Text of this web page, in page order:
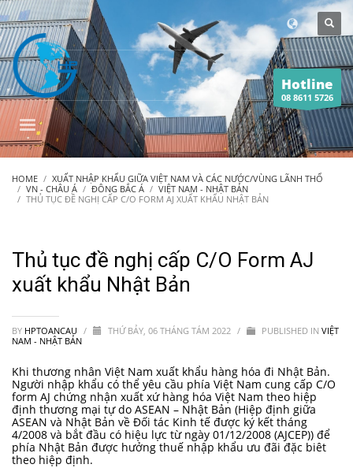
Hotline
08 8611 5726
HOME
XUẤT NHẬP KHẨU GIỮA VIỆT NAM VÀ CÁC NƯỚC/VÙNG LÃNH THỔ
VN - CHÂU Á
ĐÔNG BẮC Á
VIỆT NAM - NHẬT BẢN
THỦ TỤC ĐỀ NGHỊ CẤP C/O FORM AJ XUẤT KHẨU NHẬT BẢN
Thủ tục đề nghị cấp C/O Form AJ
xuất khẩu Nhật Bản
BY HPTOANCAU / THỨ BẢY, 06 THÁNG TÁM 2022 / PUBLISHED IN VIỆT
NAM - NHẬT BẢN
Khi thương nhân Việt Nam xuất khẩu hàng hóa đi Nhật Bản.
Người nhập khẩu có thể yêu cầu phía Việt Nam cung cấp C/O
form AJ chứng nhận xuất xứ hàng hóa Việt Nam theo hiệp
định thương mại tự do ASEAN – Nhật Bản (Hiệp định giữa
ASEAN và Nhật Bản về Đối tác Kinh tế được ký kết tháng
4/2008 và bắt đầu có hiệu lực từ ngày 01/12/2008 (AJCEP)) để
phía Nhật Bản được hưởng thuế nhập khẩu ưu đãi đặc biêt
theo hiệp định.